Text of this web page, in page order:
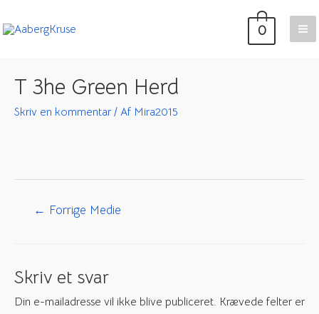
til
0
T 3he Green Herd
Skriv en kommentar / Af Mira2015
Indlægsnavigation
← Forrige Medie
Skriv et svar
Din e-mailadresse vil ikke blive publiceret. Krævede felter er